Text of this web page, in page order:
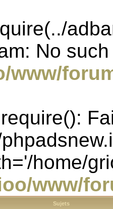
No
www/
home/
www/
Sujets